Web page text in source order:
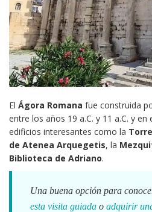
El Ágora Romana fue construida
entre los años 19 a.C. y 11 a.C. y
edificios interesantes como la
de Atenea Arquegetis, la
Biblioteca de Adriano.
Una buena opción para
esta visita guiada o adquirir